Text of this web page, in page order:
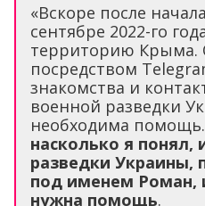
«Вскоре после
сентябре 2022-го
территорию Крыма.
посредством
знакомства и
военной разведки
необходима помощь.
насколько я понял,
разведки Украины,
под именем Роман,
нужна помощь.